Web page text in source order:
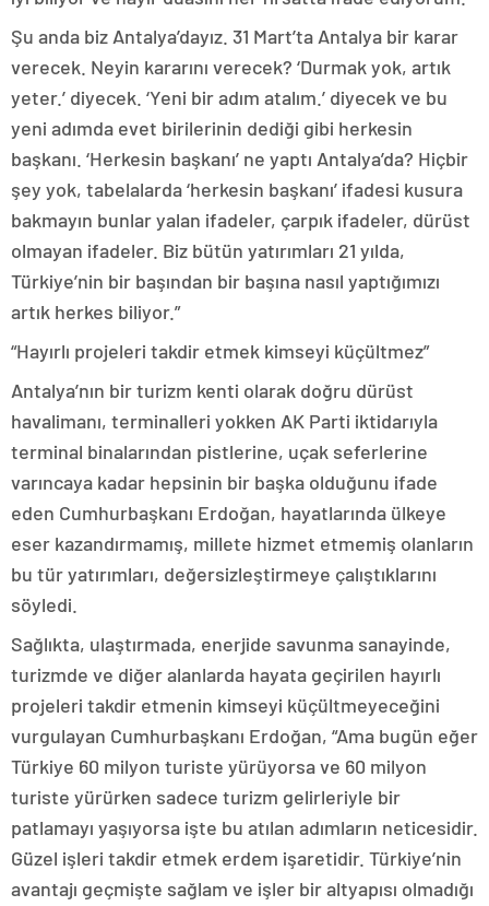
Şu anda biz Antalya’dayız. 31 Mart’ta Antalya bir karar
verecek. Neyin kararını verecek? ‘Durmak yok, artık
yeter.’ diyecek. ‘Yeni bir adım atalım.’ diyecek ve bu
yeni adımda evet birilerinin dediği gibi herkesin
başkanı. ‘Herkesin başkanı’ ne yaptı Antalya’da? Hiçbir
şey yok, tabelalarda ‘herkesin başkanı’ ifadesi kusura
bakmayın bunlar yalan ifadeler, çarpık ifadeler, dürüst
olmayan ifadeler. Biz bütün yatırımları 21 yılda,
Türkiye’nin bir başından bir başına nasıl yaptığımızı
artık herkes biliyor.”
“Hayırlı projeleri takdir etmek kimseyi küçültmez”
Antalya’nın bir turizm kenti olarak doğru dürüst
havalimanı, terminalleri yokken AK Parti iktidarıyla
terminal binalarından pistlerine, uçak seferlerine
varıncaya kadar hepsinin bir başka olduğunu ifade
eden Cumhurbaşkanı Erdoğan, hayatlarında ülkeye
eser kazandırmamış, millete hizmet etmemiş olanların
bu tür yatırımları, değersizleştirmeye çalıştıklarını
söyledi.
Sağlıkta, ulaştırmada, enerjide savunma sanayinde,
turizmde ve diğer alanlarda hayata geçirilen hayırlı
projeleri takdir etmenin kimseyi küçültmeyeceğini
vurgulayan Cumhurbaşkanı Erdoğan, “Ama bugün eğer
Türkiye 60 milyon turiste yürüyorsa ve 60 milyon
turiste yürürken sadece turizm gelirleriyle bir
patlamayı yaşıyorsa işte bu atılan adımların neticesidir.
Güzel işleri takdir etmek erdem işaretidir. Türkiye’nin
avantajı geçmişte sağlam ve işler bir altyapısı olmadığı